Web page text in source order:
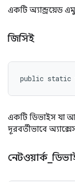
একটি অ্যান্ড্রয়েড
জিসিই
public static
একটি ডিভাইস যা
দূরবর্তীভাবে
নেটওয়ার্ক_